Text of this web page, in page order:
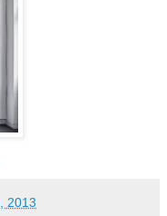
2013